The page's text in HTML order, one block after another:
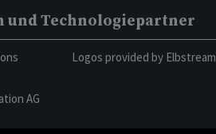
und Technologiepartner
AG
Logos provided by Elbstream